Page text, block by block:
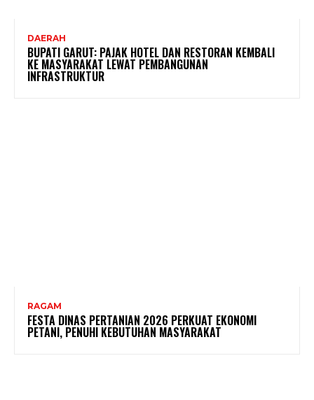
DAERAH
BUPATI GARUT: PAJAK HOTEL DAN RESTORAN KEMBALI
KE MASYARAKAT LEWAT PEMBANGUNAN
INFRASTRUKTUR
RAGAM
FESTA DINAS PERTANIAN 2026 PERKUAT EKONOMI
PETANI, PENUHI KEBUTUHAN MASYARAKAT